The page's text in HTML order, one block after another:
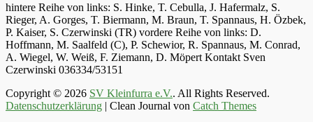
hintere Reihe von links: S. Hinke, T. Cebulla, J. Hafermalz, S.
Rieger, A. Gorges, T. Biermann, M. Braun, T. Spannaus, H. Özbek,
P. Kaiser, S. Czerwinski (TR) vordere Reihe von links: D.
Hoffmann, M. Saalfeld (C), P. Schewior, R. Spannaus, M. Conrad,
A. Wiegel, W. Weiß, F. Ziemann, D. Möpert Kontakt Sven
Czerwinski 036334/53151
Copyright © 2026 SV Kleinfurra e.V.. All Rights Reserved.
Datenschutzerklärung | Clean Journal von Catch Themes